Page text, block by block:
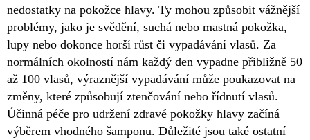
nedostatky na pokožce hlavy. Ty mohou způsobit vážnější
problémy, jako je svědění, suchá nebo mastná pokožka,
lupy nebo dokonce horší růst či vypadávání vlasů. Za
normálních okolností nám každý den vypadne přibližně 50
až 100 vlasů, výraznější vypadávání může poukazovat na
změny, které způsobují ztenčování nebo řídnutí vlasů.
Účinná péče pro udržení zdravé pokožky hlavy začíná
výběrem vhodného šamponu. Důležité jsou také ostatní